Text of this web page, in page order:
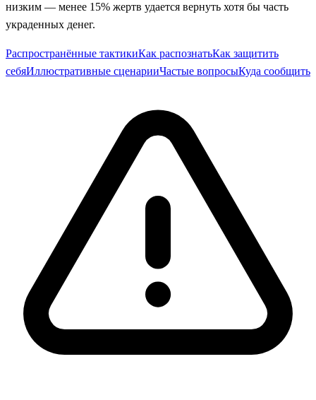
низким — менее 15% жертв удается вернуть хотя бы часть
украденных денег.
Распространённые тактикиКак распознатьКак защитить
себяИллюстративные сценарииЧастые вопросыКуда сообщить